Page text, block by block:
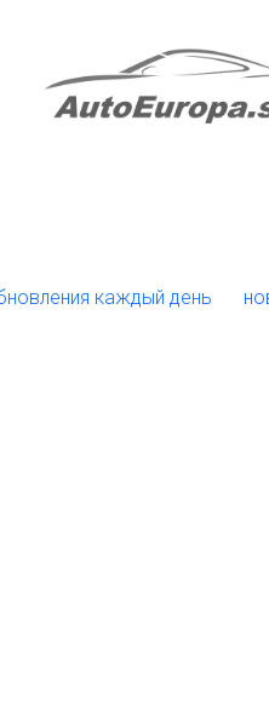
каждый день новый